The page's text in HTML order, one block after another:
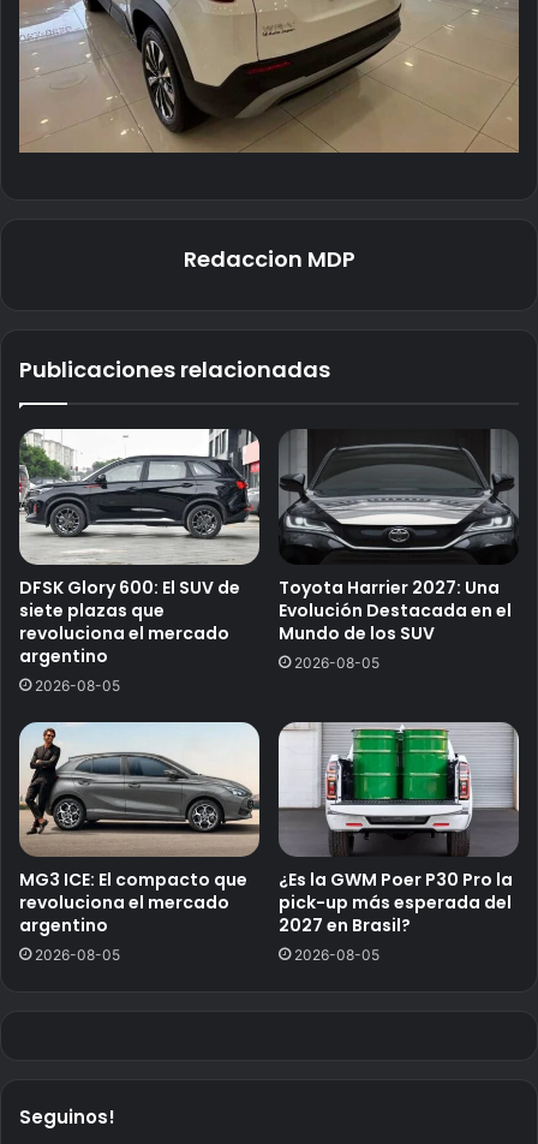
Redaccion MDP
Publicaciones relacionadas
DFSK Glory 600: El SUV de
siete plazas que
revoluciona el mercado
argentino
2026-08-05
Toyota Harrier 2027: Una
Evolución Destacada en el
Mundo de los SUV
2026-08-05
MG3 ICE: El compacto que
revoluciona el mercado
argentino
2026-08-05
¿Es la GWM Poer P30 Pro la
pick-up más esperada del
2027 en Brasil?
2026-08-05
Seguinos!